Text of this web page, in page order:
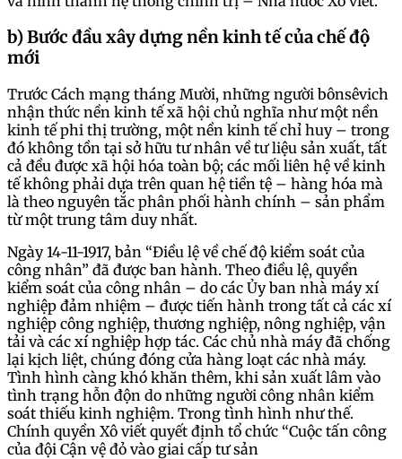
b) Bước đầu xây dựng nền kinh tế của chế độ
mới
Trước Cách mạng tháng Mười, những người bônsêvich
nhận thức nền kinh tế xã hội chủ nghĩa như một nền
kinh tế phi thị trường, một nền kinh tế chỉ huy – trong
đó không tồn tại sở hữu tư nhân về tư liệu sản xuất, tất
cả đều được xã hội hóa toàn bộ; các mối liên hệ về kinh
tế không phải dựa trên quan hệ tiền tệ – hàng hóa mà
là theo nguyên tắc phân phối hành chính – sản phẩm
từ một trung tâm duy nhất.
Ngày 14-11-1917, bản “Điều lệ về chế độ kiểm soát của
công nhân” đã được ban hành. Theo điều lệ, quyền
kiểm soát của công nhân – do các Ủy ban nhà máy xí
nghiệp đảm nhiệm – được tiến hành trong tất cả các xí
nghiệp công nghiệp, thương nghiệp, nông nghiệp, vận
tải và các xí nghiệp hợp tác. Các chủ nhà máy đã chống
lại kịch liệt, chúng đóng cửa hàng loạt các nhà máy.
Tình hình càng khó khăn thêm, khi sản xuất lâm vào
tình trạng hỗn độn do những người công nhân kiểm
soát thiếu kinh nghiệm. Trong tình hình như thế.
Chính quyền Xô viết quyết định tổ chức “Cuộc tấn công
của đội Cận vệ đỏ vào giai cấp tư sản